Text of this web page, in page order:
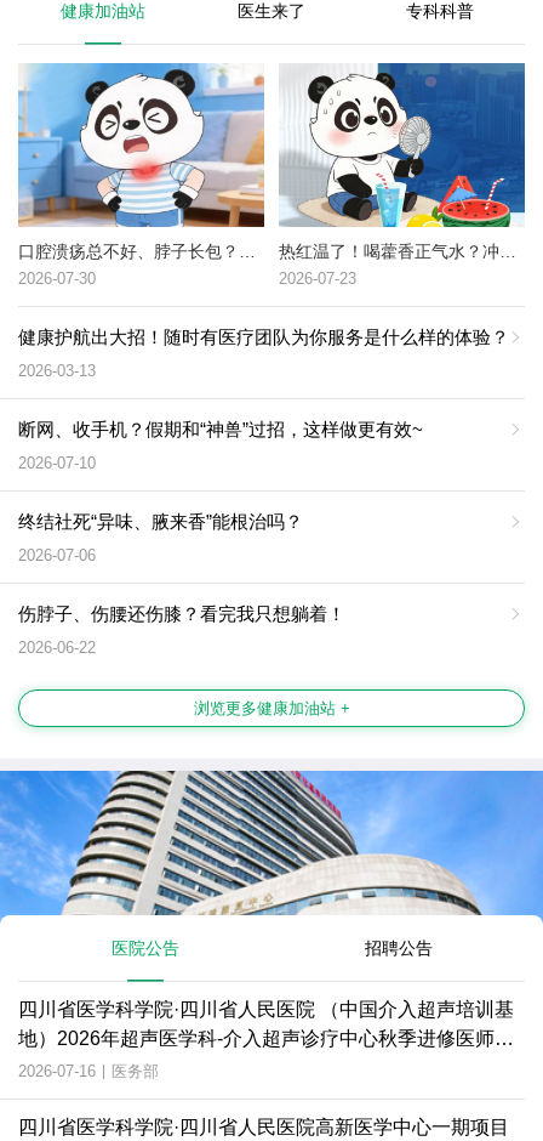
健康加油站 医生来了 专科科普
2026-07-30 2026-07-23
健康护航出大招！随时有医疗团队为你服务是什么样的体验？
2026-03-13
断网、收手机？假期和“神兽”过招，这样做更有效~
2026-07-10
终结社死“异味、腋来香”能根治吗？
2026-07-06
伤脖子、伤腰还伤膝？看完我只想躺着！
2026-06-22
浏览更多健康加油站 +
医院公告 招聘公告
四川省医学科学院·四川省人民医院 （中国介入超声培训基
地）2026年超声医学科-介入超声诊疗中心秋季进修医师招
生简章
2026-07-16 | 医务部
四川省医学科学院·四川省人民医院高新医学中心一期项目